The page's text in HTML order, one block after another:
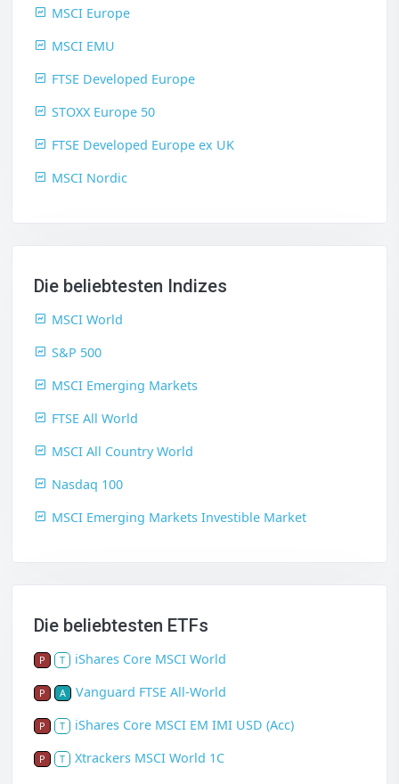
MSCI Europe
MSCI EMU
FTSE Developed Europe
STOXX Europe 50
FTSE Developed Europe ex UK
MSCI Nordic
Die beliebtesten Indizes
MSCI World
S&P 500
MSCI Emerging Markets
FTSE All World
MSCI All Country World
Nasdaq 100
MSCI Emerging Markets Investible Market
Die beliebtesten ETFs
P T iShares Core MSCI World
P A Vanguard FTSE All-World
P T iShares Core MSCI EM IMI USD (Acc)
P T
Xtrackers MSCI World 1C